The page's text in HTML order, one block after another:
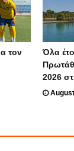
τον
Όλα
2026